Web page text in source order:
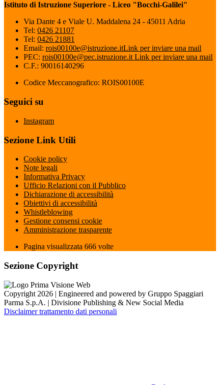
Istituto di Istruzione Superiore - Liceo "Bocchi-Galilei"
Via Dante 4 e Viale U. Maddalena 24 - 45011 Adria
Tel: 0426 21107
Tel: 0426 21881
Email: rois00100e@istruzione.itLink per inviare una mail
PEC: rois00100e@pec.istruzione.itLink per inviare una mail
C.F.: 90016140296
Codice Meccanografico: ROIS00100E
Seguici su
Instagram
Sezione Link Utili
Cookie policy
Note legali
Informativa Privacy
Ufficio Relazioni con il Pubblico
Dichiarazione di accessibilità
Obiettivi di accessibilità
Whistleblowing
Gestione consensi cookie
Amministrazione trasparente
Pagina visualizzata 666 volte
Sezione Copyright
Copyright 2026 | Engineered and powered by Gruppo Spaggiari
Parma S.p.A. | Divisione Publishing & New Social Media
Disclaimer trattamento dati personali